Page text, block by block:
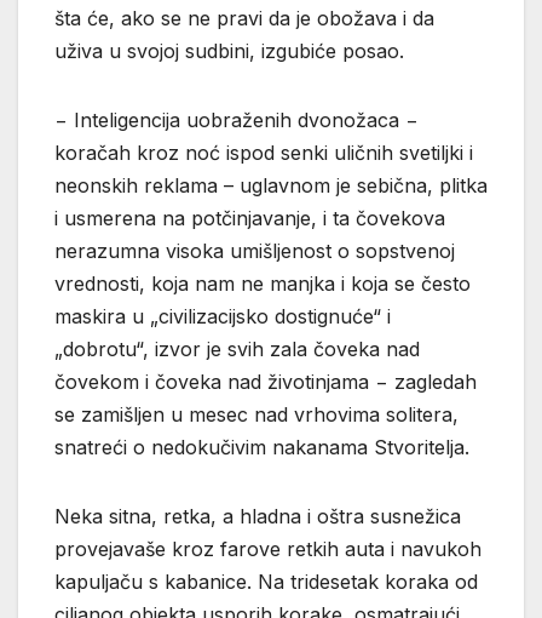
šta će, ako se ne pravi da je obožava i da
uživa u svojoj sudbini, izgubiće posao.
− Inteligencija uobraženih dvonožaca −
koračah kroz noć ispod senki uličnih svetiljki i
neonskih reklama – uglavnom je sebična, plitka
i usmerena na potčinjavanje, i ta čovekova
nerazumna visoka umišljenost o sopstvenoj
vrednosti, koja nam ne manjka i koja se često
maskira u „civilizacijsko dostignuće“ i
„dobrotu“, izvor je svih zala čoveka nad
čovekom i čoveka nad životinjama − zagledah
se zamišljen u mesec nad vrhovima solitera,
snatreći o nedokučivim nakanama Stvoritelja.
Neka sitna, retka, a hladna i oštra susnežica
provejavaše kroz farove retkih auta i navukoh
kapuljaču s kabanice. Na tridesetak koraka od